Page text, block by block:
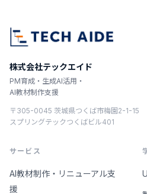
株式会社テックエイド
PM育成・生成AI活用・
AI教材制作支援
〒305-0045 茨城県つくば市梅園2-1-15
スプリングテックつくばビル401
サービス
AI教材制作・リニューアル支
援